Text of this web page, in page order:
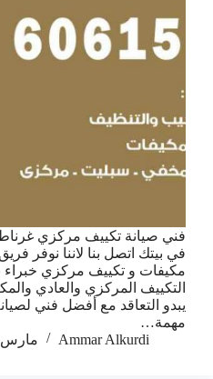
فني صيانة تكييف مركزي
في بيتك اتصل بنا لاننا نوفر
مكيفات و تكييف مركزي خبراء
التكييف المركزي والعادي
يبدو التعاقد مع أفضل فني
مهمة…
Ammar Alkurdi
مارس 30, 2021